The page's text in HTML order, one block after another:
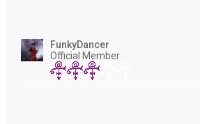
FunkyDancer
Official Member